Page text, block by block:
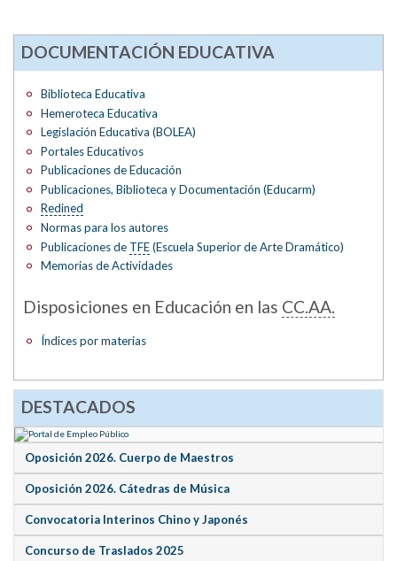
DOCUMENTACIÓN EDUCATIVA
Biblioteca Educativa
Hemeroteca Educativa
Legislación Educativa (BOLEA)
Portales Educativos
Publicaciones de Educación
Publicaciones, Biblioteca y Documentación (Educarm)
Redined
Normas para los autores
Publicaciones de TFE(Escuela Superior de Arte Dramático)
Memorias de Actividades
Disposiciones en Educación en las CC.AA.
Índices por materias
DESTACADOS
Oposición 2026. Cuerpo de Maestros
Oposición 2026. Cátedras de Música
Convocatoria Interinos Chino y Japonés
Concurso de Traslados 2025